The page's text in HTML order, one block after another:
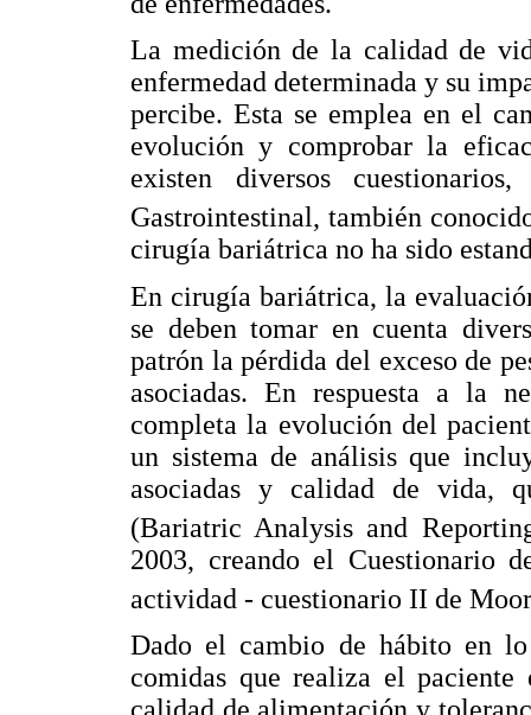
La medición de la calidad de
enfermedad determinada y su
percibe. Esta se emplea en el
evolución y comprobar la
existen diversos
Gastrointestinal, también
cirugía bariátrica no ha sido
En cirugía bariátrica, la
se deben tomar en cuenta
patrón la pérdida del exceso de
asociadas. En respuesta a la
completa la evolución del
un sistema de análisis que
asociadas y calidad de vida,
(Bariatric Analysis and
2003, creando el Cuestionario
actividad - cuestionario II de
Dado el cambio de hábito en
comidas que realiza el